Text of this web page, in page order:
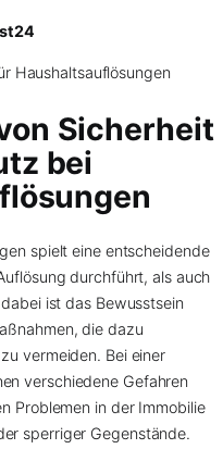
Haushaltsauflösungen
Sicherheit
bei
spielt eine entscheidende
durchführt, als auch
ist das Bewusstsein
die dazu
vermeiden. Bei einer
verschiedene Gefahren
Problemen in der Immobilie
sperriger Gegenstände.